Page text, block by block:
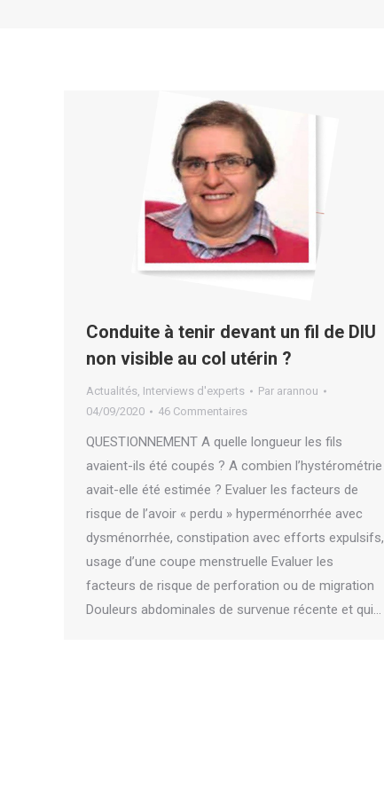
Conduite à tenir devant un fil de DIU
non visible au col utérin ?
Actualités, Interviews d'experts Par arannou
04/09/2020
46 Commentaires
QUESTIONNEMENT A quelle longueur les fils
avaient-ils été coupés ? A combien l’hystérométrie
avait-elle été estimée ? Evaluer les facteurs de
risque de l’avoir « perdu » hyperménorrhée avec
dysménorrhée, constipation avec efforts expulsifs,
usage d’une coupe menstruelle Evaluer les
facteurs de risque de perforation ou de migration
Douleurs abdominales de survenue récente et qui…